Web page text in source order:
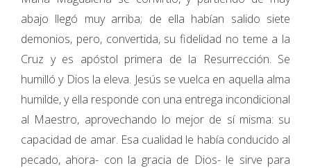
abajo llegó muy arriba; de ella habían salido siete
demonios, pero, convertida, su fidelidad no teme a la
Cruz y es apóstol primera de la Resurrección. Se
humilló y Dios la eleva. Jesús se vuelca en aquella alma
humilde, y ella responde con una entrega incondicional
al Maestro, aprovechando lo mejor de sí misma: su
capacidad de amar. Esa cualidad le había conducido al
pecado, ahora- con la gracia de Dios- le sirve para